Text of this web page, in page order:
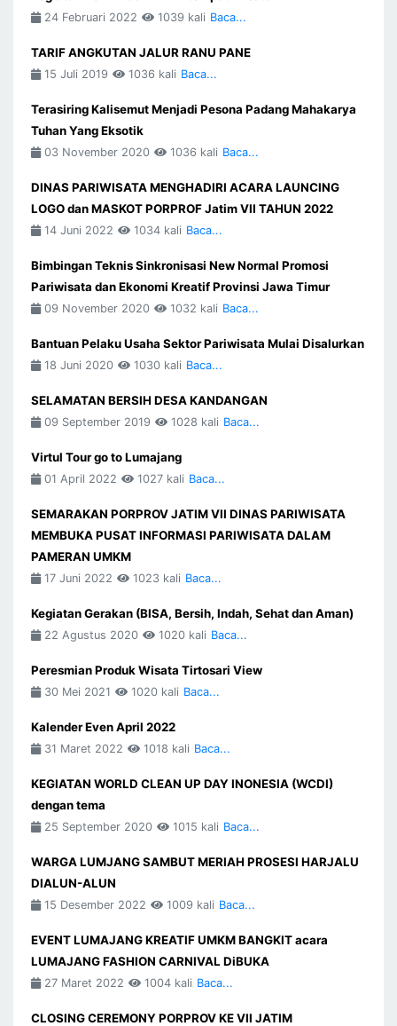
24 Februari 2022 1039 kali Baca...
TARIF ANGKUTAN JALUR RANU PANE
15 Juli 2019 1036 kali Baca...
Terasiring Kalisemut Menjadi Pesona Padang Mahakarya
Tuhan Yang Eksotik
03 November 2020 1036 kali Baca...
DINAS PARIWISATA MENGHADIRI ACARA LAUNCING
LOGO dan MASKOT PORPROF Jatim VII TAHUN 2022
14 Juni 2022 1034 kali Baca...
Bimbingan Teknis Sinkronisasi New Normal Promosi
Pariwisata dan Ekonomi Kreatif Provinsi Jawa Timur
09 November 2020 1032 kali Baca...
Bantuan Pelaku Usaha Sektor Pariwisata Mulai Disalurkan
18 Juni 2020 1030 kali Baca...
SELAMATAN BERSIH DESA KANDANGAN
09 September 2019 1028 kali Baca...
Virtul Tour go to Lumajang
01 April 2022 1027 kali Baca...
SEMARAKAN PORPROV JATIM VII DINAS PARIWISATA
MEMBUKA PUSAT INFORMASI PARIWISATA DALAM
PAMERAN UMKM
17 Juni 2022 1023 kali Baca...
Kegiatan Gerakan (BISA, Bersih, Indah, Sehat dan Aman)
22 Agustus 2020 1020 kali Baca...
Peresmian Produk Wisata Tirtosari View
30 Mei 2021 1020 kali Baca...
Kalender Even April 2022
31 Maret 2022 1018 kali Baca...
KEGIATAN WORLD CLEAN UP DAY INONESIA (WCDI)
dengan tema
25 September 2020 1015 kali Baca...
WARGA LUMJANG SAMBUT MERIAH PROSESI HARJALU
DIALUN-ALUN
15 Desember 2022 1009 kali Baca...
EVENT LUMAJANG KREATIF UMKM BANGKIT acara
LUMAJANG FASHION CARNIVAL DiBUKA
27 Maret 2022 1004 kali Baca...
CLOSING CEREMONY PORPROV KE VII JATIM